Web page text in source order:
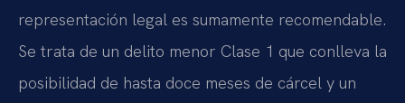
representación legal es sumamente recomendable.
Se trata de un delito menor Clase 1 que conlleva la
posibilidad de hasta doce meses de cárcel y un